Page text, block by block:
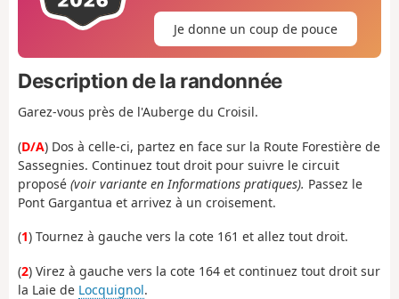
Je donne un coup de pouce
Description de la randonnée
Garez-vous près de l'Auberge du Croisil.
(D/A) Dos à celle-ci, partez en face sur la Route Forestière de
Sassegnies. Continuez tout droit pour suivre le circuit
proposé (voir variante en Informations pratiques). Passez le
Pont Gargantua et arrivez à un croisement.
(1) Tournez à gauche vers la cote 161 et allez tout droit.
(2) Virez à gauche vers la cote 164 et continuez tout droit sur
la Laie de Locquignol.